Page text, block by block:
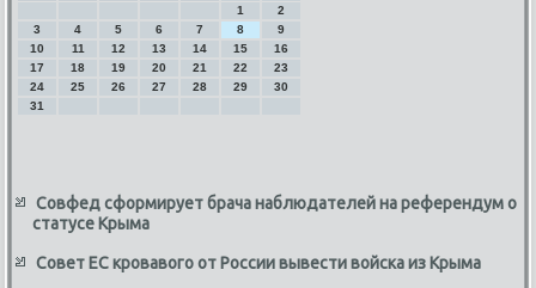
1
2
3
4 5 6 7 8
9
10
11 12 13 14 15
16
17
18 19 20 21 22
23
24
25 26 27 28 29
30
31
Совфед сформирует брача наблюдателей на референдум о
статусе Крыма
Совет ЕС кровавого от России вывести войска из Крыма